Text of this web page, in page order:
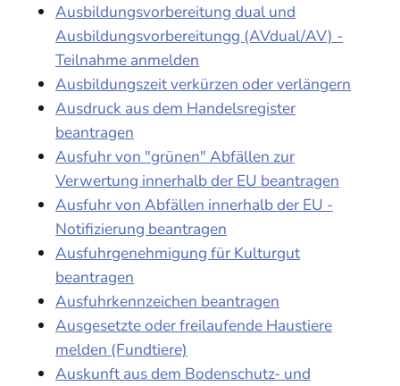
Ausbildungsvorbereitung dual und
Ausbildungsvorbereitungg (AVdual/AV) -
Teilnahme anmelden
Ausbildungszeit verkürzen oder verlängern
Ausdruck aus dem Handelsregister
beantragen
Ausfuhr von "grünen" Abfällen zur
Verwertung innerhalb der EU beantragen
Ausfuhr von Abfällen innerhalb der EU -
Notifizierung beantragen
Ausfuhrgenehmigung für Kulturgut
beantragen
Ausfuhrkennzeichen beantragen
Ausgesetzte oder freilaufende Haustiere
melden (Fundtiere)
Auskunft aus dem Bodenschutz- und